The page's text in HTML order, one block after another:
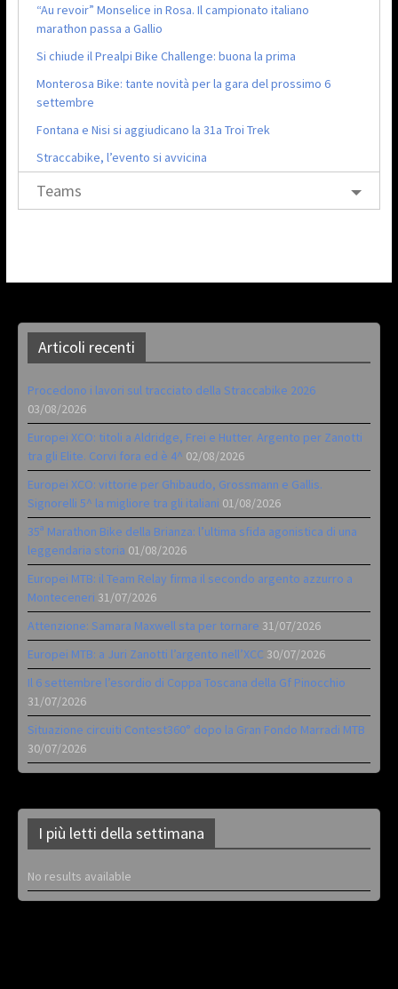
“Au revoir” Monselice in Rosa. Il campionato italiano
marathon passa a Gallio
Si chiude il Prealpi Bike Challenge: buona la prima
Monterosa Bike: tante novità per la gara del prossimo 6
settembre
Fontana e Nisi si aggiudicano la 31a Troi Trek
Straccabike, l’evento si avvicina
Teams
Articoli recenti
Procedono i lavori sul tracciato della Straccabike 2026
03/08/2026
Europei XCO: titoli a Aldridge, Frei e Hutter. Argento per Zanotti
tra gli Elite. Corvi fora ed è 4^ 02/08/2026
Europei XCO: vittorie per Ghibaudo, Grossmann e Gallis.
Signorelli 5^ la migliore tra gli italiani 01/08/2026
35ª Marathon Bike della Brianza: l’ultima sfida agonistica di una
leggendaria storia 01/08/2026
Europei MTB: il Team Relay firma il secondo argento azzurro a
Monteceneri 31/07/2026
Attenzione: Samara Maxwell sta per tornare 31/07/2026
Europei MTB: a Juri Zanotti l’argento nell’XCC 30/07/2026
Il 6 settembre l’esordio di Coppa Toscana della Gf Pinocchio
31/07/2026
Situazione circuiti Contest360° dopo la Gran Fondo Marradi MTB
30/07/2026
I più letti della settimana
No results available